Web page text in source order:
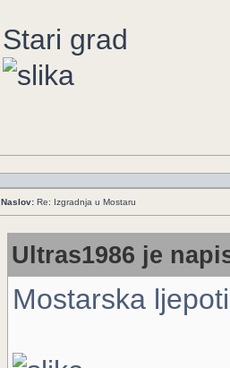
Stari grad
Naslov: Re: Izgradnja u Mostaru
Ultras1986 je
Mostarska